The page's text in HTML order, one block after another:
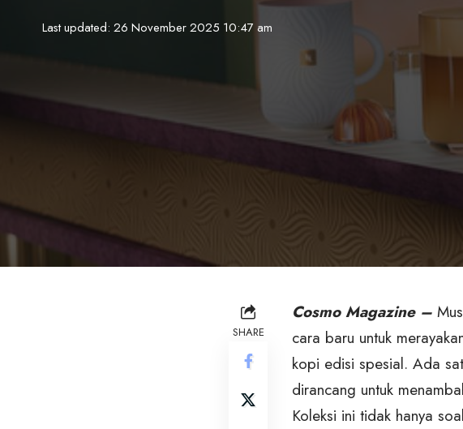
Last updated: 26 November 2025 10:47 am
SHARE
Cosmo Magazine –
cara baru untuk
kopi edisi spesial. Ada
dirancang untuk
Koleksi ini tidak hanya